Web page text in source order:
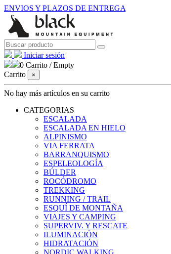
ENVIOS Y PLAZOS DE ENTREGA
Iniciar sesión
0 Carrito /Empty
Carrito
×
No hay más artículos en su carrito
CATEGORIAS
ESCALADA
ESCALADA EN HIELO
ALPINISMO
VIA FERRATA
BARRANQUISMO
ESPELEOLOGÍA
BÚLDER
ROCÓDROMO
TREKKING
RUNNING / TRAIL
ESQUÍ DE MONTAÑA
VIAJES Y CAMPING
SUPERVIV. Y RESCATE
ILUMINACIÓN
HIDRATACIÓN
NORDIC WALKING